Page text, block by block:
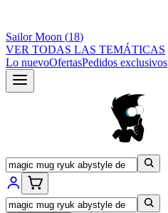
Sailor Moon (18)
VER TODAS LAS TEMÁTICAS
Lo nuevoOfertasPedidos exclusivos